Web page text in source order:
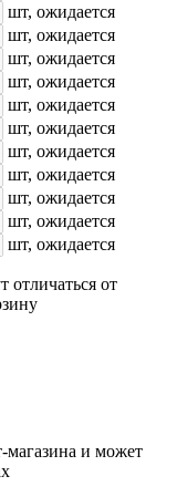
шт, ожидается
шт, ожидается
шт, ожидается
шт, ожидается
шт, ожидается
шт, ожидается
шт, ожидается
шт, ожидается
шт, ожидается
шт, ожидается
шт, ожидается
от
магазина и может